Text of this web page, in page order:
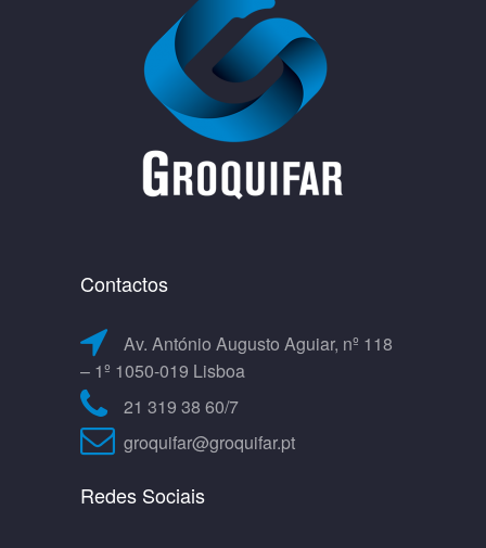
Contactos
Av. António Augusto Aguiar, nº 118
– 1º 1050-019 Lisboa
21 319 38 60/7
groquifar@groquifar.pt
Redes Sociais